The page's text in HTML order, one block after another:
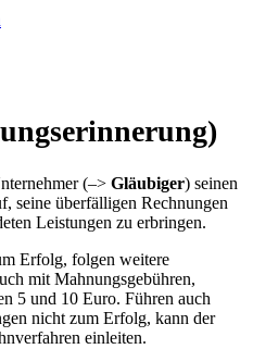
(–> Gläubiger) seinen
seine überfälligen Rechnungen
Leistungen zu erbringen.
Erfolg, folgen weitere
mit Mahnungsgebühren,
5 und 10 Euro. Führen auch
nicht zum Erfolg, kann der
einleiten.